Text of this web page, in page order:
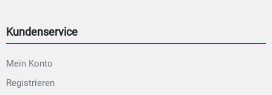
Kundenservice
Mein Konto
Registrieren